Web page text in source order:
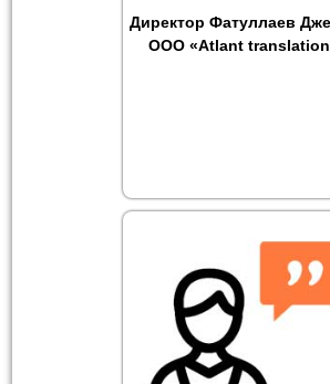
Директор Фатуллаев
ООО «Atlant